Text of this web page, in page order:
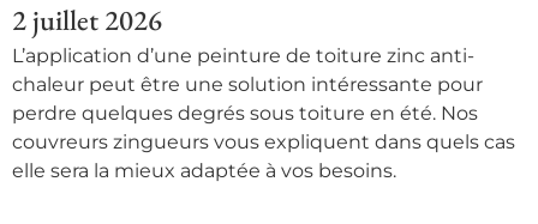
2 juillet 2026
L’application d’une peinture de toiture zinc anti-
chaleur peut être une solution intéressante pour
perdre quelques degrés sous toiture en été. Nos
couvreurs zingueurs vous expliquent dans quels cas
elle sera la mieux adaptée à vos besoins.